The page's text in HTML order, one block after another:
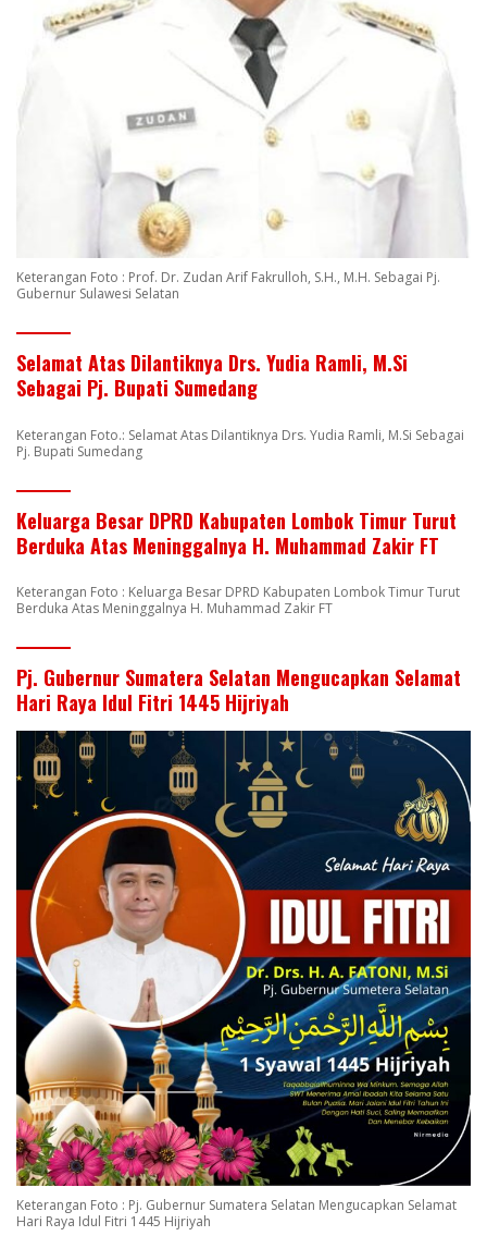
Keterangan Foto : Prof. Dr. Zudan Arif Fakrulloh, S.H., M.H. Sebagai Pj.
Gubernur Sulawesi Selatan
Selamat Atas Dilantiknya Drs. Yudia Ramli, M.Si
Sebagai Pj. Bupati Sumedang
Keterangan Foto.: Selamat Atas Dilantiknya Drs. Yudia Ramli, M.Si Sebagai
Pj. Bupati Sumedang
Keluarga Besar DPRD Kabupaten Lombok Timur Turut
Berduka Atas Meninggalnya H. Muhammad Zakir FT
Keterangan Foto : Keluarga Besar DPRD Kabupaten Lombok Timur Turut
Berduka Atas Meninggalnya H. Muhammad Zakir FT
Pj. Gubernur Sumatera Selatan Mengucapkan Selamat
Hari Raya Idul Fitri 1445 Hijriyah
Keterangan Foto : Pj. Gubernur Sumatera Selatan Mengucapkan Selamat
Hari Raya Idul Fitri 1445 Hijriyah